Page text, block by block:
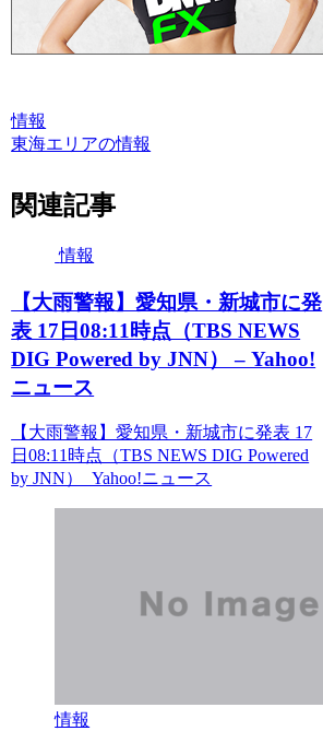
情報
東海エリアの情報
関連記事
情報
【大雨警報】愛知県・新城市に発
表 17日08:11時点（TBS NEWS
DIG Powered by JNN） – Yahoo!
ニュース
【大雨警報】愛知県・新城市に発表 17
日08:11時点（TBS NEWS DIG Powered
by JNN） Yahoo!ニュース
情報